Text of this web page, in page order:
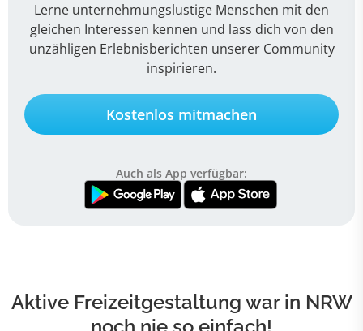
Lerne unternehmungslustige Menschen mit den
gleichen Interessen kennen und lass dich von den
unzähligen Erlebnisberichten unserer Community
inspirieren.
Kostenlos mitmachen
Auch als App verfügbar:
Aktive Freizeitgestaltung war in NRW
noch nie so einfach!